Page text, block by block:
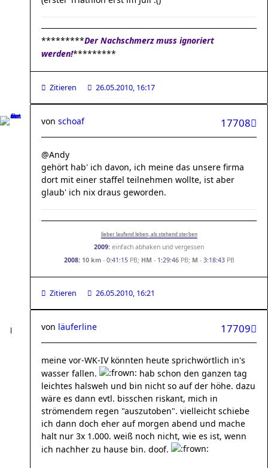
*********Der Nachschmerz muss ignoriert
werden!*********
Zitieren 26.05.2010, 16:17
17708
von schoaf
@Andy
gehört hab' ich davon, ich meine das unsere firma
dort mit einer staffel teilnehmen wollte, ist aber
glaub' ich nix draus geworden.
lieber laufend leben, als stehend sterben
2009: einfach abhaken und vergessen
2008: 10 km- 0:41:15PB; HM - 1:29:46PB; M - 3:18:43PB
Zitieren 26.05.2010, 16:21
17709
von läuferline
meine vor-WK-IV könnten heute sprichwörtlich in's
wasser fallen.
hab schon den ganzen tag
leichtes halsweh und bin nicht so auf der höhe. dazu
wäre es dann evtl. bisschen riskant, mich in
strömendem regen "auszutoben". vielleicht schiebe
ich dann doch eher auf morgen abend und mache
halt nur 3x 1.000. weiß noch nicht, wie es ist, wenn
ich nachher zu hause bin. doof.